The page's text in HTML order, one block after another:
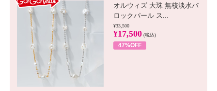
オルウィズ 大珠 無核淡水バ
ロックパール ス...
¥33,500
¥17,500 (税込)
47%OFF